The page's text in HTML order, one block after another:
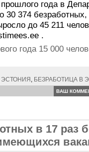
года в
30 374 безработных,
до 45 211
.
года 15 000
ЭСТОНИЯ , БЕЗРАБОТИЦА В
ВАШ
в 17 раз